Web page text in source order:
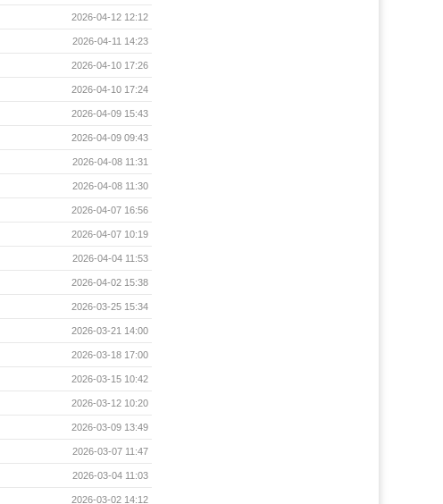
2026-04-12 12:12
2026-04-11 14:23
2026-04-10 17:26
2026-04-10 17:24
2026-04-09 15:43
2026-04-09 09:43
2026-04-08 11:31
2026-04-08 11:30
2026-04-07 16:56
2026-04-07 10:19
2026-04-04 11:53
2026-04-02 15:38
2026-03-25 15:34
2026-03-21 14:00
2026-03-18 17:00
2026-03-15 10:42
2026-03-12 10:20
2026-03-09 13:49
2026-03-07 11:47
2026-03-04 11:03
2026-03-02 14:12